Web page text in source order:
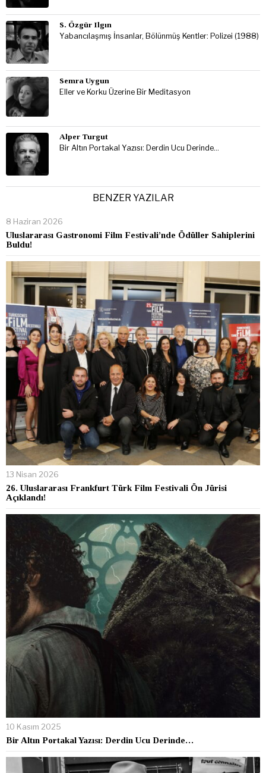
S. Özgür Ilgın
Yabancılaşmış İnsanlar, Bölünmüş Kentler: Polizei (1988)
Semra Uygun
Eller ve Korku Üzerine Bir Meditasyon
Alper Turgut
Bir Altın Portakal Yazısı: Derdin Ucu Derinde…
BENZER YAZILAR
8 Haziran 2026
Uluslararası Gastronomi Film Festivali’nde Ödüller Sahiplerini
Buldu!
13 Nisan 2026
26. Uluslararası Frankfurt Türk Film Festivali Ön Jürisi
Açıklandı!
10 Kasım 2025
Bir Altın Portakal Yazısı: Derdin Ucu Derinde…